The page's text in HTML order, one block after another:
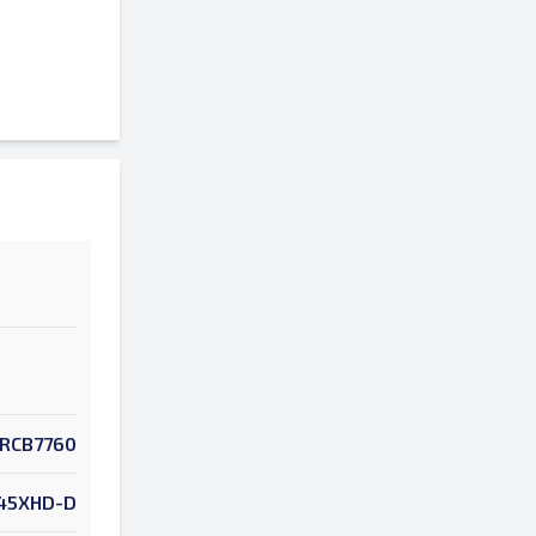
RCB7760
D